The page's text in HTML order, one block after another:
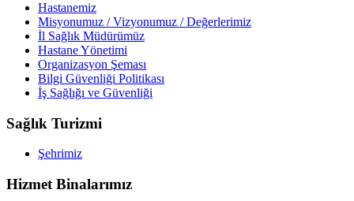
Hastanemiz
Misyonumuz / Vizyonumuz / Değerlerimiz
İl Sağlık Müdürümüz
Hastane Yönetimi
Organizasyon Şeması
Bilgi Güvenliği Politikası
İş Sağlığı ve Güvenliği
Sağlık Turizmi
Şehrimiz
Hizmet Binalarımız